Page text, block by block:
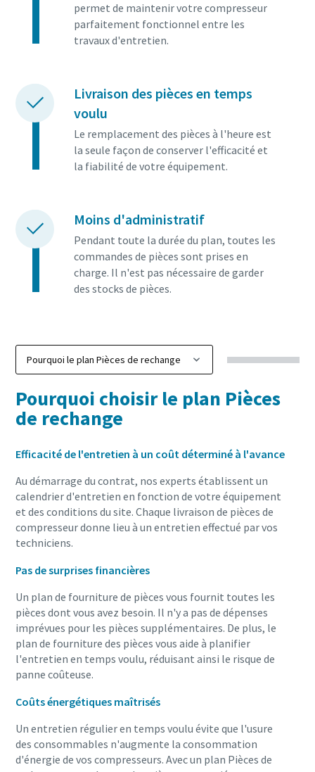
permet de maintenir votre compresseur
parfaitement fonctionnel entre les
travaux d'entretien.
Livraison des pièces en temps
voulu
Le remplacement des pièces à l'heure est
la seule façon de conserver l'efficacité et
la fiabilité de votre équipement.
Moins d'administratif
Pendant toute la durée du plan, toutes les
commandes de pièces sont prises en
charge. Il n'est pas nécessaire de garder
des stocks de pièces.
Pourquoi choisir le plan Pièces
de rechange
Efficacité de l'entretien à un coût déterminé à l'avance
Au démarrage du contrat, nos experts établissent un
calendrier d'entretien en fonction de votre équipement
et des conditions du site. Chaque livraison de pièces de
compresseur donne lieu à un entretien effectué par vos
techniciens.
Pas de surprises financières
Un plan de fourniture de pièces vous fournit toutes les
pièces dont vous avez besoin. Il n'y a pas de dépenses
imprévues pour les pièces supplémentaires. De plus, le
plan de fourniture des pièces vous aide à planifier
l'entretien en temps voulu, réduisant ainsi le risque de
panne coûteuse.
Coûts énergétiques maîtrisés
Un entretien régulier en temps voulu évite que l'usure
des consommables n'augmente la consommation
d'énergie de vos compresseurs. Avec un plan Pièces de